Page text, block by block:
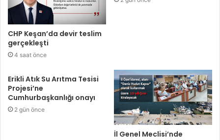
CHP Keşan’da devir teslim
gerçekleşti
4 saat önce
Erikli Atık Su Arıtma Tesisi
Projesi’ne
Cumhurbaşkanlığı onayı
2 gün önce
İl Genel Meclisi’nde